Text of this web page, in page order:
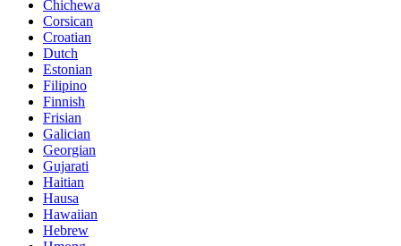
Chichewa
Corsican
Croatian
Dutch
Estonian
Filipino
Finnish
Frisian
Galician
Georgian
Gujarati
Haitian
Hausa
Hawaiian
Hebrew